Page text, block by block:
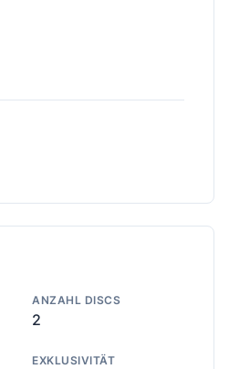
ANZAHL DISCS
2
EXKLUSIVITÄT